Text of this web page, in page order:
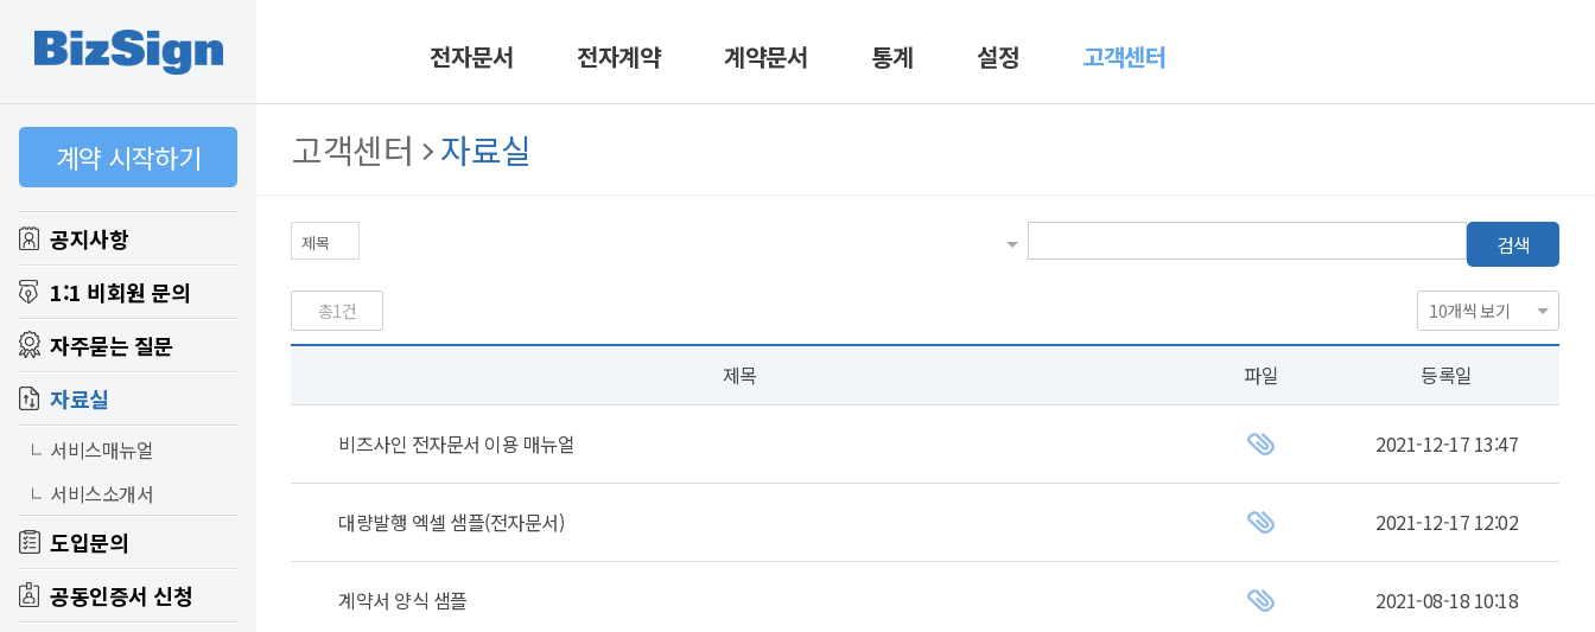
전자문서 전자계약 계약문서 통계 설정 고객센터
계약 시작하기
공지사항
1:1 비회원 문의
자주묻는 질문
자료실
서비스매뉴얼
서비스소개서
도입문의
공동인증서 신청
고객센터 자료실
검색
총1건
제목 파일 등록일
비즈사인 전자문서 이용 매뉴얼 2021-12-17 13:47
대량발행 엑셀 샘플(전자문서) 2021-12-17 12:02
계약서 양식 샘플 2021-08-18 10:18